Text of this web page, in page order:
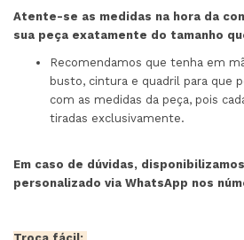
Atente-se as medidas na hora da
sua peça exatamente do tamanho
Recomendamos que tenha em
busto, cintura e quadril para que
com as medidas da peça, pois
tiradas exclusivamente.
Em caso de dúvidas,
personalizado via WhatsApp nos